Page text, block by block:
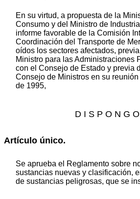
En su virtud, a propuesta de la
Consumo y del Ministro de
informe favorable de la Comisión
Coordinación del Transporte de
oídos los sectores afectados,
Ministro para las Administraciones
con el Consejo de Estado y previa
Consejo de Ministros en su
de 1995,
D I S P O N G
Artículo único.
Se aprueba el Reglamento sobre
sustancias nuevas y clasificación,
de sustancias peligrosas, que se